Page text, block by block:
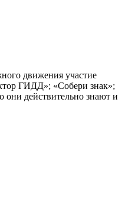
движения участие
ГИДД»; «Собери знак»;
они действительно знают и